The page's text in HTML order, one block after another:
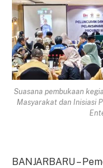
Suasana pembukaan
Masyarakat dan Inisiasi
BANJARBARU –